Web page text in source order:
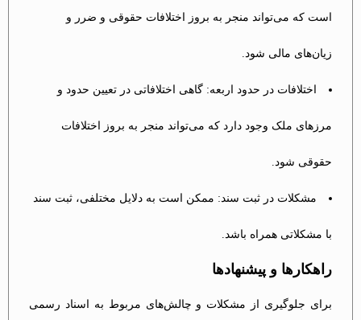
است که می‌تواند منجر به بروز اختلافات حقوقی و ضرر و
زیان‌های مالی شود.
اختلافات در حدود اربعه: گاهی اختلافاتی در تعیین حدود و
مرزهای ملک وجود دارد که می‌تواند منجر به بروز اختلافات
حقوقی شود.
مشکلات در ثبت سند: ممکن است به دلایل مختلفی، ثبت سند
با مشکلاتی همراه باشد.
راهکارها و پیشنهادها
برای جلوگیری از مشکلات و چالش‌های مربوط به اسناد رسمی